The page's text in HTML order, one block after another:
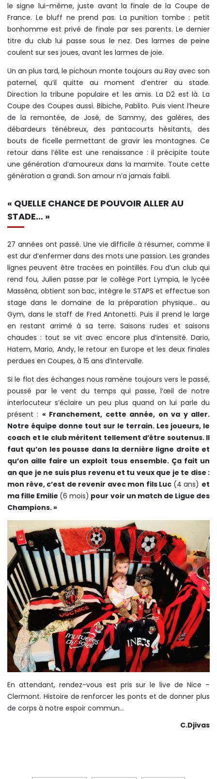
le signe lui-même, juste avant la finale de la Coupe de
France. Le bluff ne prend pas. La punition tombe : petit
bonhomme est privé de finale par ses parents. Le dernier
titre du club lui passe sous le nez. Des larmes de peine
coulent sur ses joues, avant les larmes de joie.
Un an plus tard, le pichoun monte toujours au Ray avec son
paternel, qu’il quitte au moment d’entrer au stade.
Direction la tribune populaire et les amis. La D2 est là. La
Coupe des Coupes aussi. Bibiche, Pablito. Puis vient l’heure
de la remontée, de José, de Sammy, des galères, des
débardeurs ténébreux, des pantacourts hésitants, des
bouts de ficelle permettant de gravir les montagnes. Ce
retour dans l’élite est une renaissance : il précipite toute
une génération d’amoureux dans la marmite. Toute cette
génération a grandi. Son amour n’a jamais faibli.
« QUELLE CHANCE DE POUVOIR ALLER AU
STADE… »
27 années ont passé. Une vie difficile à résumer, comme il
est dur d’enfermer dans des mots une passion. Les grandes
lignes peuvent être tracées en pointillés. Fou d’un club qui
rend fou, Julien passe par le collège Port Lympia, le lycée
Masséna, obtient son bac, intègre le STAPS et effectue son
stage dans le domaine de la préparation physique… au
Gym, dans le staff de Fred Antonetti. Puis il prend le large
en restant arrimé à sa terre. Saisons rudes et saisons
chaudes : tout se vit avec encore plus d’intensité. Dario,
Hatem, Mario, Andy, le retour en Europe et les deux finales
perdues en Coupes, à 15 ans d’intervalle.
Si le flot des échanges nous ramène toujours vers le passé,
poussé par le vent du temps qui passe, l’œil de notre
interlocuteur s’éclaire un peu plus quand on lui parle du
présent : « Franchement, cette année, on va y aller.
Notre équipe donne tout sur le terrain. Les joueurs, le
coach et le club méritent tellement d’être soutenus. Il
faut qu’on les pousse dans la dernière ligne droite et
qu’on aille faire un exploit tous ensemble. Ça fait un
an que je ne suis plus revenu et tu veux que je te dise :
mon rêve, c’est de revenir avec mon fils Luc (4 ans) et
ma fille Emilie (6 mois) pour voir un match de Ligue des
Champions. »
En attendant, rendez-vous est pris sur le live de Nice –
Clermont. Histoire de renforcer les ponts et de donner plus
de corps à notre espoir commun…
C.Djivas